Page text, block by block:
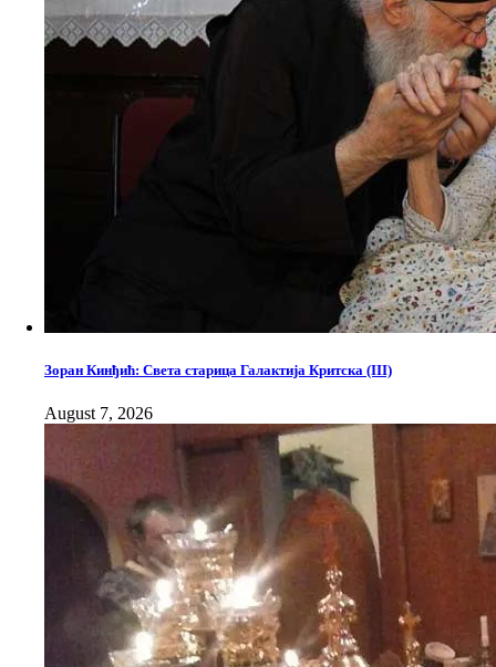
Зоран Кинђић: Света старица Галактија Критска (III)
August 7, 2026